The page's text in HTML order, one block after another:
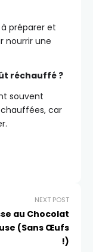
préparer et
nourrir une
réchauffé ?
souvent
car
NEXT POST
au Chocolat
(Sans Œufs
!)